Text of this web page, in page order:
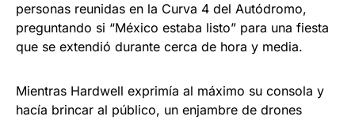
personas reunidas en la Curva 4 del Autódromo,
preguntando si “México estaba listo” para una fiesta
que se extendió durante cerca de hora y media.
Mientras Hardwell exprimía al máximo su consola y
hacía brincar al público, un enjambre de drones